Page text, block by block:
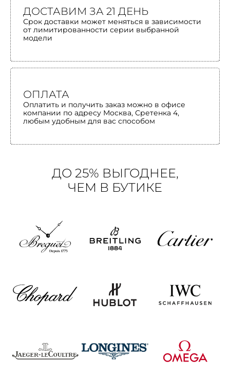
ДОСТАВИМ ЗА 21 ДЕНЬ
Срок доставки может меняться в зависимости
от лимитированности серии выбранной
модели
ОПЛАТА
Оплатить и получить заказ можно в офисе
компании по адресу Москва, Сретенка 4,
любым удобным для вас способом
ДО 25% ВЫГОДНЕЕ,
ЧЕМ В БУТИКЕ